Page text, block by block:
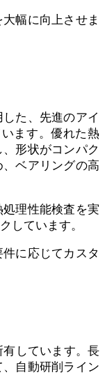
幅に向上させま
た、先進のアイ
ます。優れた熱
形状がコンパク
、ベアリングの高
理性能検査を実
しています。
に応じてカスタ
しています。長
自動研削ライン